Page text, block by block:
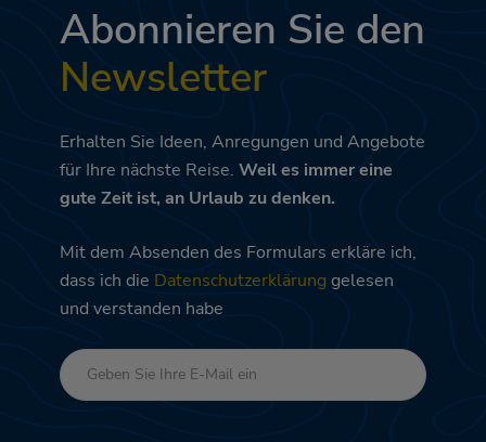
Abonnieren Sie den
Newsletter
Erhalten Sie Ideen, Anregungen und Angebote
für Ihre nächste Reise. Weil es immer eine
gute Zeit ist, an Urlaub zu denken.
Mit dem Absenden des Formulars erkläre ich,
dass ich die Datenschutzerklärung gelesen
und verstanden habe